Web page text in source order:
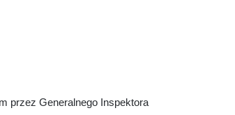
przez Generalnego Inspektora